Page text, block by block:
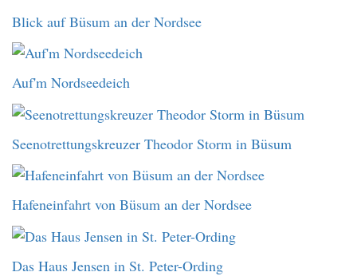
Blick auf Büsum an der Nordsee
Auf'm Nordseedeich
Seenotrettungskreuzer Theodor Storm in Büsum
Hafeneinfahrt von Büsum an der Nordsee
Das Haus Jensen in St. Peter-Ording